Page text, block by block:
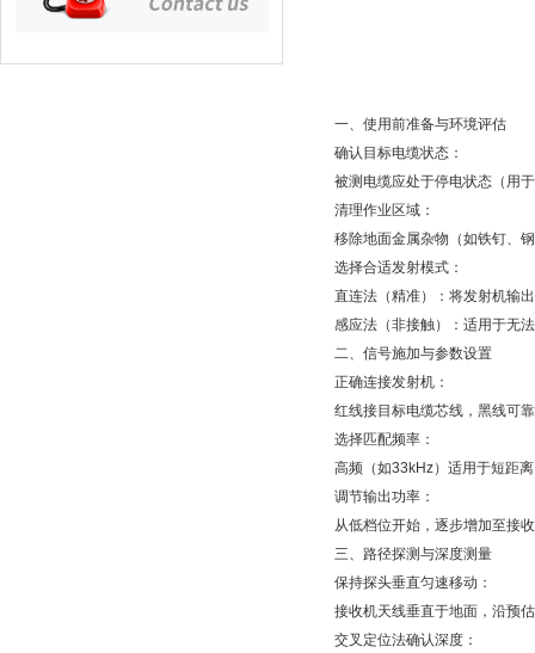
一、使用前准备与环境评估
确认目标电缆状态：
被测电缆应处于停电状态（用于
清理作业区域：
移除地面金属杂物（如铁钉、钢
选择合适发射模式：
直连法（精准）：将发射机输出
感应法（非接触）：适用于无法
二、信号施加与参数设置
正确连接发射机：
红线接目标电缆芯线，黑线可靠
选择匹配频率：
高频（如33kHz）适用于短距离
调节输出功率：
从低档位开始，逐步增加至接收
三、路径探测与深度测量
保持探头垂直匀速移动：
接收机天线垂直于地面，沿预估
交叉定位法确认深度：